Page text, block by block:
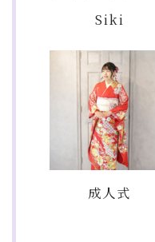
Siki
成人式